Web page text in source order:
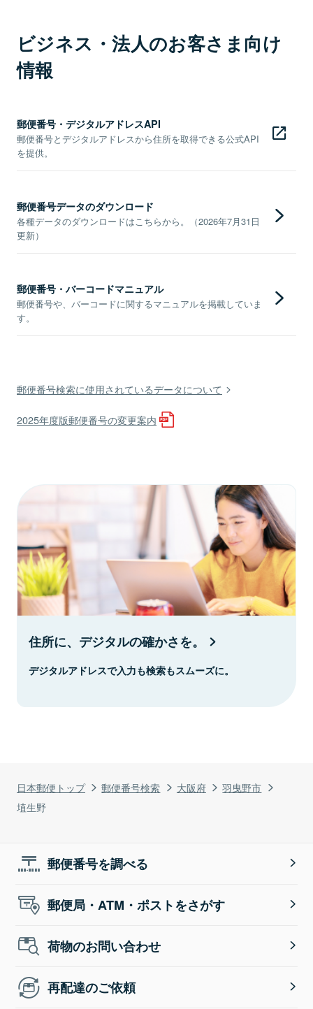
日本郵便トップ 郵便番号検索 大阪府
羽曳野市
埴生野
ビジネス・法人のお客さま向け
情報
郵便番号・デジタルアドレスAPI
郵便番号とデジタルアドレスから住所を取得できる公式API
を提供。
郵便番号データのダウンロード
各種データのダウンロードはこちらから。（2026年7月31日
更新）
郵便番号・バーコードマニュアル
郵便番号や、バーコードに関するマニュアルを掲載していま
す。
郵便番号検索に使用されているデータについて
2025年度版郵便番号の変更案内
住所に、デジタルの確かさを。
デジタルアドレスで入力も検索もスムーズに。
郵便番号を調べる
郵便局・ATM・ポストをさがす
荷物のお問い合わせ
再配達のご依頼